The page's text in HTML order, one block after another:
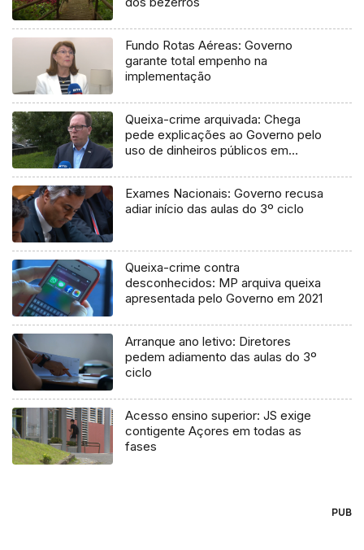
Fundo Rotas Aéreas: Governo
garante total empenho na
implementação
Queixa-crime arquivada: Chega
pede explicações ao Governo pelo
uso de dinheiros públicos em
Exames Nacionais: Governo recusa
adiar início das aulas do 3º ciclo
Queixa-crime contra
desconhecidos: MP arquiva queixa
apresentada pelo Governo em 2021
Arranque ano letivo: Diretores
pedem adiamento das aulas do 3º
ciclo
Acesso ensino superior: JS exige
contigente Açores em todas as
fases
PUB